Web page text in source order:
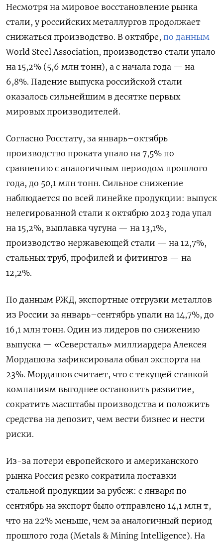
Несмотря на мировое восстановление рынка
стали, у российских металлургов продолжает
снижаться производство. В октябре, по данным
World Steel Association, производство стали упало
на 15,2% (5,6 млн тонн), а с начала года — на
6,8%. Падение выпуска российской стали
оказалось сильнейшим в десятке первых
мировых производителей.
Согласно Росстату, за январь–октябрь
производство проката упало на 7,5% по
сравнению с аналогичным периодом прошлого
года, до 50,1 млн тонн. Сильное снижение
наблюдается по всей линейке продукции: выпуск
нелегированной стали к октябрю 2023 года упал
на 15,2%, выплавка чугуна — на 13,1%,
производство нержавеющей стали — на 12,7%,
стальных труб, профилей и фитингов — на
12,2%.
По данным РЖД, экспортные отгрузки металлов
из России за январь–сентябрь упали на 14,7%, до
16,1 млн тонн. Один из лидеров по снижению
выпуска — «Северсталь» миллиардера Алексея
Мордашова зафиксировала обвал экспорта на
23%. Мордашов считает, что с текущей ставкой
компаниям выгоднее остановить развитие,
сократить масштабы производства и положить
средства на депозит, чем вести бизнес и нести
риски.
Из-за потери европейского и американского
рынка Россия резко сократила поставки
стальной продукции за рубеж: с января по
сентябрь на экспорт было отправлено 14,1 млн т,
что на 22% меньше, чем за аналогичный период
прошлого года (Metals & Mining Intelligence). На